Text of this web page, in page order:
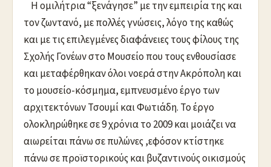
Η ομιλήτρια “ξενάγησε” με την εμπειρία της και
τον ζωντανό, με πολλές γνώσεις, λόγο της καθώς
και με τις επιλεγμένες διαφάνειες τους φίλους της
Σχολής Γονέων στο Μουσείο που τους ενθουσίασε
και μεταφέρθηκαν όλοι νοερά στην Ακρόπολη και
το μουσείο-κόσμημα, εμπνευσμένο έργο των
αρχιτεκτόνων Τσουμί και Φωτιάδη. Το έργο
ολοκληρώθηκε σε 9 χρόνια το 2009 και μοιάζει να
αιωρείται πάνω σε πυλώνες ,εφόσον κτίστηκε
πάνω σε προϊστορικούς και βυζαντινούς οικισμούς